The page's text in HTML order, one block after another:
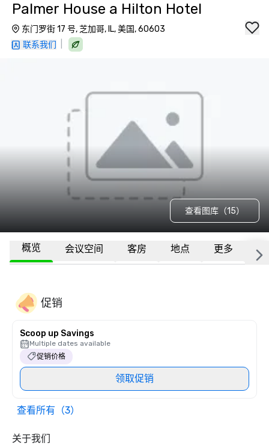
Palmer House a Hilton Hotel
东门罗街 17 号, 芝加哥, IL, 美国, 60603
联系我们
查看图库（15）
概览 会议空间 客房 地点 更多 常
促销
Scoop up Savings
Multiple dates available
促销价格
领取促销
查看所有（3）
关于我们